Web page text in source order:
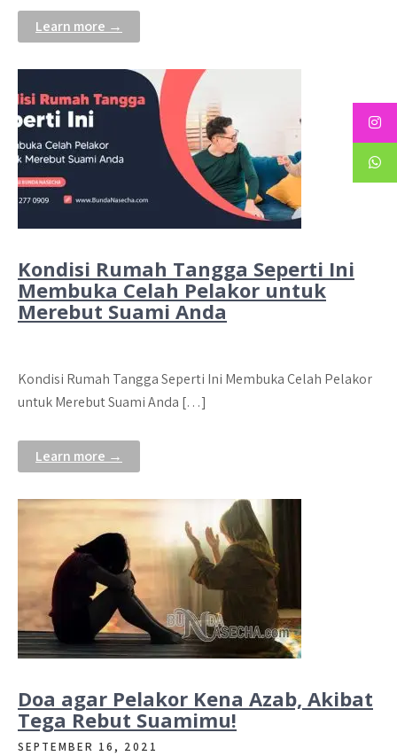
Learn more →
Kondisi Rumah Tangga Seperti Ini
Membuka Celah Pelakor untuk
Merebut Suami Anda
Kondisi Rumah Tangga Seperti Ini Membuka Celah Pelakor
untuk Merebut Suami Anda […]
Learn more →
Doa agar Pelakor Kena Azab, Akibat
Tega Rebut Suamimu!
SEPTEMBER 16, 2021